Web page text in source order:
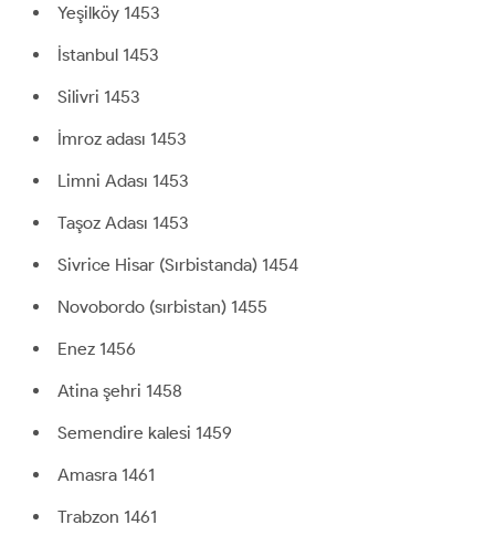
Yeşilköy 1453
İstanbul 1453
Silivri 1453
İmroz adası 1453
Limni Adası 1453
Taşoz Adası 1453
Sivrice Hisar (Sırbistanda) 1454
Novobordo (sırbistan) 1455
Enez 1456
Atina şehri 1458
Semendire kalesi 1459
Amasra 1461
Trabzon 1461